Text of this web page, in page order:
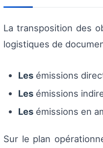
La transposition des
logistiques de
Les émissions
Les émissions
Les émissions en
Sur le plan